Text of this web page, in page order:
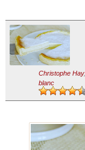
Christophe Hay,
blanc